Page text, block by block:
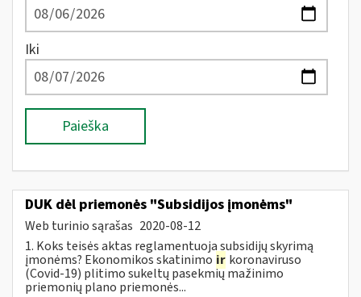
Iki
Paieška
DUK dėl priemonės "Subsidijos įmonėms"
Web turinio sąrašas 2020-08-12
1. Koks teisės aktas reglamentuoja subsidijų skyrimą
įmonėms? Ekonomikos skatinimo ir koronaviruso
(Covid-19) plitimo sukeltų pasekmių mažinimo
priemonių plano priemonės...